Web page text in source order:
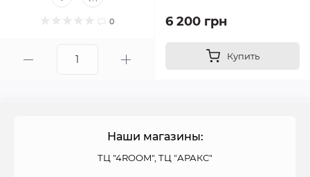
0 6 200 грн
Купить
Наши магазины:
ТЦ "4ROOM", ТЦ "АРАКС"